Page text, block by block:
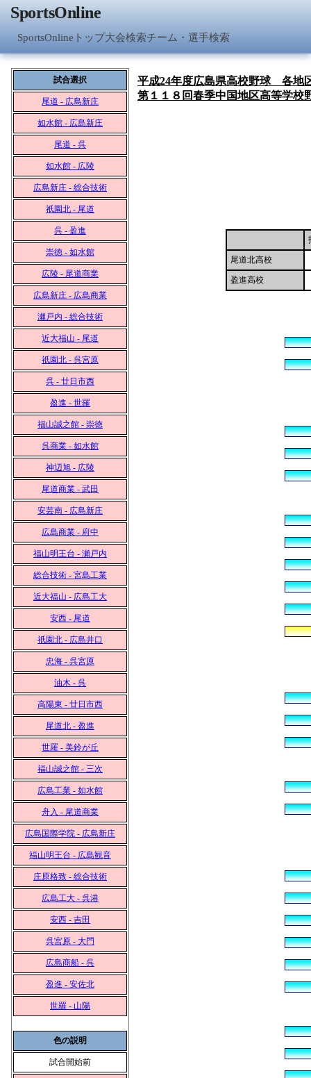
SportsOnline
SportsOnlineトップ大会検索チーム・選手検索
試合選択
尾道 - 広島新庄
如水館 - 広島新庄
尾道 - 呉
如水館 - 広陵
広島新庄 - 総合技術
祇園北 - 尾道
呉 - 盈進
崇徳 - 如水館
広陵 - 尾道商業
広島新庄 - 広島商業
瀬戸内 - 総合技術
近大福山 - 尾道
祇園北 - 呉宮原
呉 - 廿日市西
盈進 - 世羅
福山誠之館 - 崇徳
呉商業 - 如水館
神辺旭 - 広陵
尾道商業 - 武田
安芸南 - 広島新庄
広島商業 - 府中
福山明王台 - 瀬戸内
総合技術 - 宮島工業
近大福山 - 広島工大
安西 - 尾道
祇園北 - 広島井口
忠海 - 呉宮原
油木 - 呉
高陽東 - 廿日市西
尾道北 - 盈進
世羅 - 美鈴が丘
福山誠之館 - 三次
広島工業 - 如水館
舟入 - 尾道商業
広島国際学院 - 広島新庄
福山明王台 - 広島観音
庄原格致 - 総合技術
広島工大 - 呉港
安西 - 吉田
呉宮原 - 大門
広島商船 - 呉
盈進 - 安佐北
世羅 - 山陽
色の説明
試合開始前
平成24年度広島県高校野球 各地
第１１８回春季中国地区高等学校
尾道北高校
盈進高校